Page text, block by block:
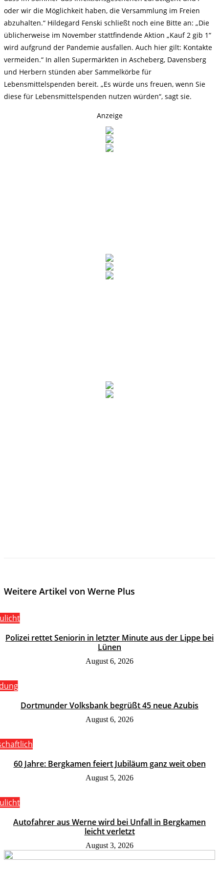
oder wir die Möglichkeit haben, die Versammlung im Freien
abzuhalten.“ Hildegard Fenski schließt noch eine Bitte an: „Die
üblicherweise im November stattfindende Aktion „Kauf 2 gib 1“
wird aufgrund der Pandemie ausfallen. Auch hier gilt: Kontakte
vermeiden.“ In allen Supermärkten in Ascheberg, Davensberg
und Herbern stünden aber Sammelkörbe für
Lebensmittelspenden bereit. „Es würde uns freuen, wenn Sie
diese für Lebensmittelspenden nutzen würden“, sagt sie.
Anzeige
Weitere Artikel von Werne Plus
Polizei rettet Seniorin in letzter Minute aus der Lippe bei
Lünen
August 6, 2026
Dortmunder Volksbank begrüßt 45 neue Azubis
August 6, 2026
60 Jahre: Bergkamen feiert Jubiläum ganz weit oben
August 5, 2026
Autofahrer aus Werne wird bei Unfall in Bergkamen
leicht verletzt
August 3, 2026